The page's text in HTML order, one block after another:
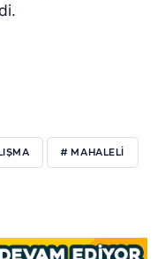
# MAHALELİ